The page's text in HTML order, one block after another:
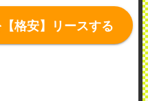
格安】リースする